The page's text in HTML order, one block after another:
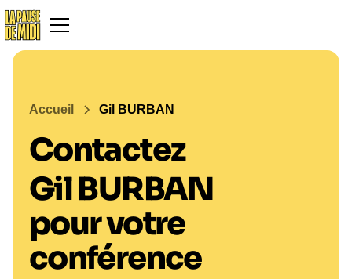
Accueil Gil BURBAN
Contactez
Gil BURBAN
pour votre
conférence